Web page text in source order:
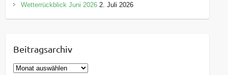
Wetterrückblick Juni 2026 2. Juli 2026
Beitragsarchiv
B